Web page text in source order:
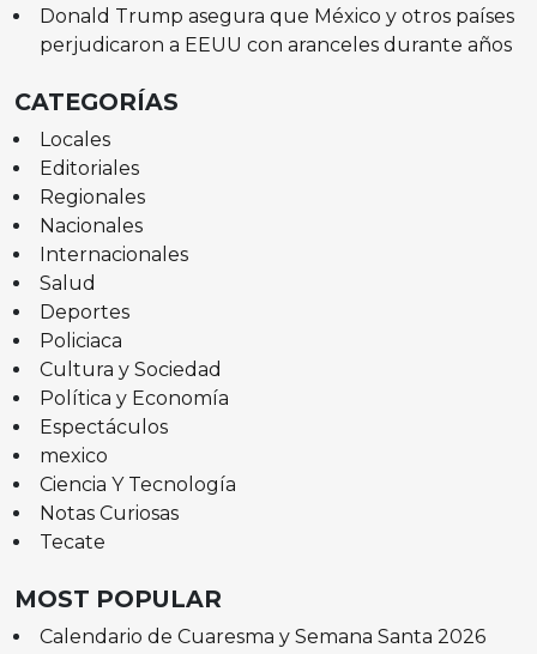
Donald Trump asegura que México y otros países
perjudicaron a EEUU con aranceles durante años
CATEGORÍAS
Locales
Editoriales
Regionales
Nacionales
Internacionales
Salud
Deportes
Policiaca
Cultura y Sociedad
Política y Economía
Espectáculos
mexico
Ciencia Y Tecnología
Notas Curiosas
Tecate
MOST POPULAR
Calendario de Cuaresma y Semana Santa 2026